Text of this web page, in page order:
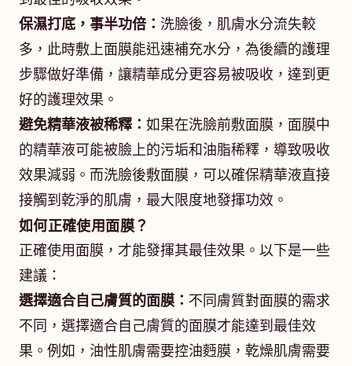
保濕打底，事半功倍： 洗臉後，肌膚水分流失較
多，此時敷上面膜能迅速補充水分，為後續的護理
步驟做好準備，讓精華成分更容易被吸收，達到更
好的護理效果。
避免精華液被稀釋： 如果在洗臉前敷面膜，面膜中
的精華液可能被臉上的污垢和油脂稀釋，導致吸收
效果減弱。而洗臉後敷面膜，可以確保精華液直接
接觸到乾淨的肌膚，最大限度地發揮功效。
如何正確使用面膜？
正確使用面膜，才能發揮其最佳效果。以下是一些
建議：
選擇適合自己膚質的面膜： 不同膚質對面膜的需求
不同，選擇適合自己膚質的面膜才能達到最佳效
果。例如，油性肌膚需要控油麪膜，乾燥肌膚需要